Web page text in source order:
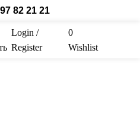
82 21 21
Login /
Register
0
Wishlist